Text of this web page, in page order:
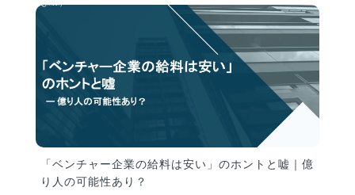
「ベンチャー企業の給料は安い」のホントと嘘｜億
り人の可能性あり？